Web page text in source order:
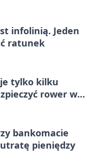
infolinią. Jeden
ratunek
tylko kilku
rower w
bankomacie
pieniędzy